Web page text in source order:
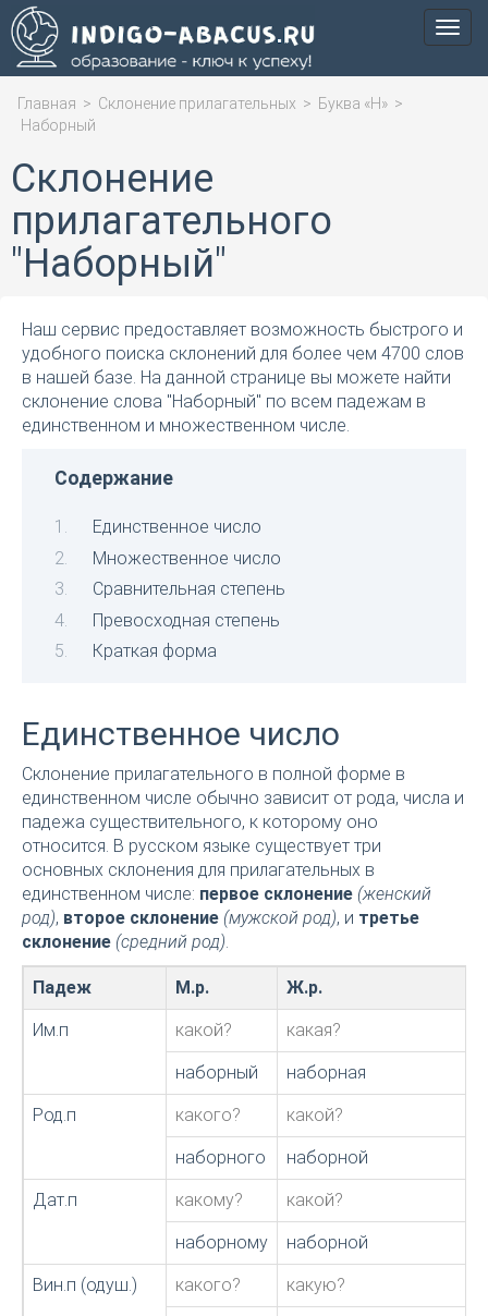
Меню
Главная > Склонение прилагательных > Буква «Н» >
Наборный
Склонение
прилагательного
"Наборный"
Наш сервис предоставляет возможность быстрого и
удобного поиска склонений для более чем 4700 слов
в нашей базе. На данной странице вы можете найти
склонение слова "Наборный" по всем падежам в
единственном и множественном числе.
Содержание
Единственное число
Множественное число
Сравнительная степень
Превосходная степень
Краткая форма
Единственное число
Склонение прилагательного в полной форме в
единственном числе обычно зависит от рода, числа и
падежа существительного, к которому оно
относится. В русском языке существует три
основных склонения для прилагательных в
единственном числе: первое склонение (женский
род), второе склонение (мужской род), и третье
склонение (средний род).
Падеж М.р. Ж.р.
Им.п какой? какая?
наборный наборная
Род.п какого? какой?
наборного наборной
Дат.п какому? какой?
наборному наборной
Вин.п (одуш.) какого? какую?